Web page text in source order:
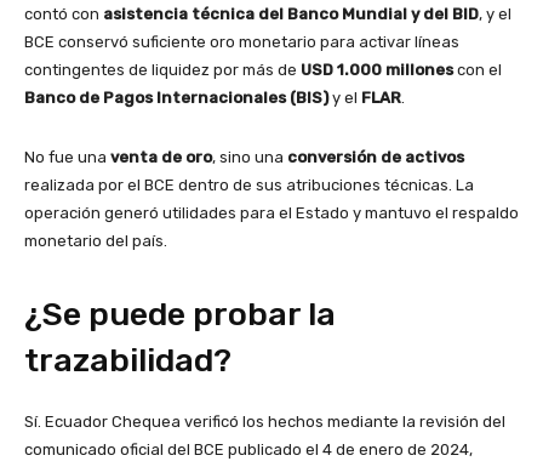
contó con asistencia técnica del Banco Mundial y del BID, y el
BCE conservó suficiente oro monetario para activar líneas
contingentes de liquidez por más de USD 1.000 millonescon el
Banco de Pagos Internacionales (BIS)y el FLAR.
No fue una venta de oro, sino una conversión de activos
realizada por el BCE dentro de sus atribuciones técnicas. La
operación generó utilidades para el Estado y mantuvo el respaldo
monetario del país.
¿Se puede probar la
trazabilidad?
Sí. Ecuador Chequea verificó los hechos mediante la revisión del
comunicado oficial del BCE publicado el 4 de enero de 2024,